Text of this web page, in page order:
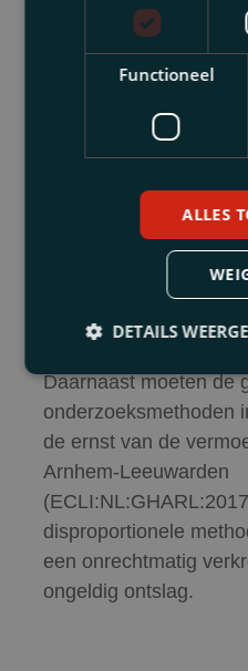
C. Objectiviteit,
Proportionaliteit
Het onderzoek moet
worden uitgevoerd. In
onzorgvuldig intern
prematuur oordeel.
bovendien het belang
Daarnaast moeten de
onderzoeksmethoden
de ernst van de
Arnhem-Leeuwarden
disproportionele
een onrechtmatig
ongeldig ontslag.
Functioneel
ALLES
DETAILS